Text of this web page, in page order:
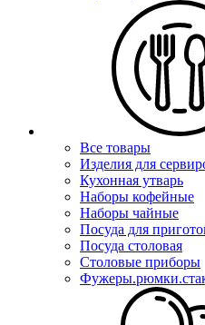
Все товары
Изделия для
Кухонная утварь
Наборы кофейные
Наборы чайные
Посуда для
Посуда столовая
Столовые приборы